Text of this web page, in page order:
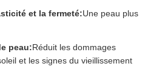
et la fermeté:Une peau plus
peau:Réduit les dommages
et les signes du vieillissement